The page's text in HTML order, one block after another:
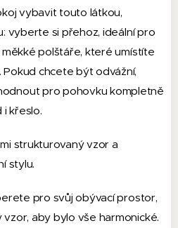
vybavit touto látkou,
vyberte si přehoz, ideální pro
polštáře, které umístíte
chcete být odvážní,
pro pohovku kompletně
i křeslo.
strukturovaný vzor a
stylu.
pro svůj obývací prostor,
aby bylo vše harmonické.